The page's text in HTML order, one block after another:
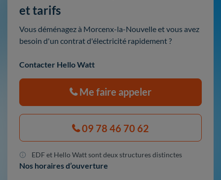
et tarifs
Vous déménagez à Morcenx-la-Nouvelle et vous avez
besoin d'un contrat d'électricité rapidement ?
Contacter Hello Watt
Me faire appeler
09 78 46 70 62
EDF et Hello Watt sont deux structures distinctes
Nos horaires d’ouverture